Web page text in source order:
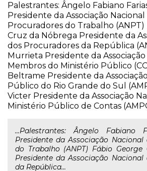
Palestrantes: Ângelo Fabiano
Presidente da Associação Nacional
Procuradores do Trabalho (ANPT)
Cruz da Nóbrega Presidente da
dos Procuradores da República
Murrieta Presidente da
Membros do Ministério Público
Beltrame Presidente da
Público do Rio Grande do Sul
Victer Presidente da Associação
Ministério Público de Contas
...Palestrantes: Ângelo Fabiano
Presidente da Associação Nacional
do Trabalho (ANPT) Fábio
Presidente da Associação Nacional
da República...